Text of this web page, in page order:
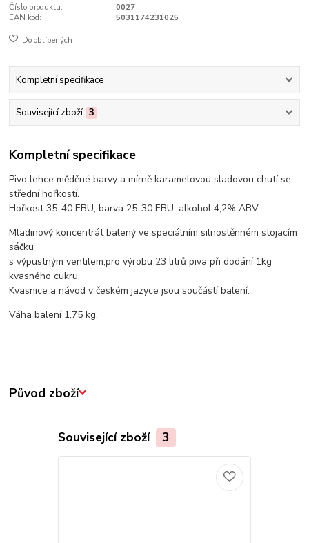
Číslo produktu:
0027
EAN kód:
5031174231025
Do oblíbených
Kompletní specifikace
Související zboží 3
Kompletní specifikace
Pivo lehce měděné barvy a mírně karamelovou sladovou chutí se
střední hořkostí.
Hořkost 35-40 EBU, barva 25-30 EBU, alkohol 4,2% ABV.
Mladinový koncentrát balený ve speciálním silnostěnném stojacím
sáčku
s výpustným ventilem,pro výrobu 23 litrů piva při dodání 1kg
kvasného cukru.
Kvasnice a návod v českém jazyce jsou součástí balení.
Váha balení 1,75 kg.
Původ zboží
Související zboží 3